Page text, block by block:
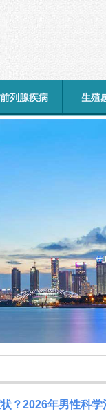
前列腺疾病 生殖
？2026年男性科学